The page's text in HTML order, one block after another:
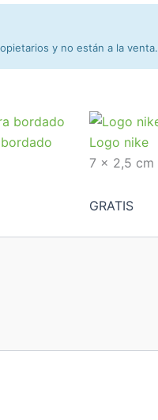
y no están a la venta.
Logo nike
7 x 2,5 cm
GRATIS